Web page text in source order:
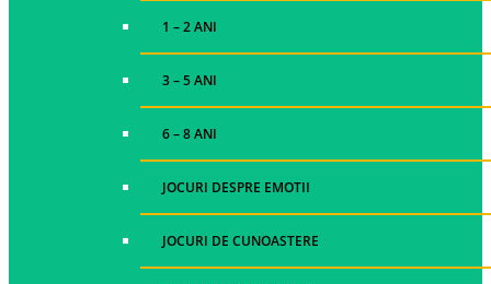
1 – 2 ANI
3 – 5 ANI
6 – 8 ANI
JOCURI DESPRE EMOTII
JOCURI DE CUNOASTERE